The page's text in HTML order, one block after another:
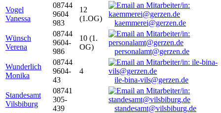
Vogel
Vanessa
08744
9604
983
12
(1.OG)
kaemmerei@gerzen.de
Wünsch
Verena
08744
9604-
986
10 (1.
OG)
personalamt@gerzen.de
Wunderlich
Monika
08744
9604-
43
4
ile-bina-vils@gerzen.de
Standesamt
Vilsbiburg
08741
305-
439
standesamt@vilsbiburg.de